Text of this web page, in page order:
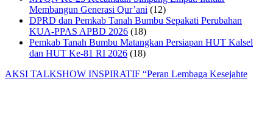
Membangun Generasi Qur’ani (12)
DPRD dan Pemkab Tanah Bumbu Sepakati Perubahan
KUA-PPAS APBD 2026 (18)
Pemkab Tanah Bumbu Matangkan Persiapan HUT Kalsel
dan HUT Ke-81 RI 2026 (18)
AKSI TALKSHOW INSPIRATIF “Peran Lembaga Kesejahte